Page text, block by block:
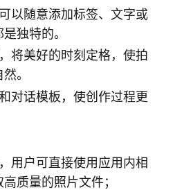
以随意添加标签、文字或
独特的。
将美好的时刻定格，使拍
。
对话模板，使创作过程更
用户可直接使用应用内相
质量的照片文件；